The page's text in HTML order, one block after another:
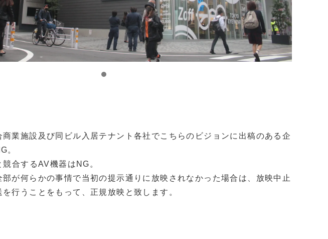
業施設及び同ビル入居テナント各社でこちらのビジョンに出稿のある企
。
合するAV機器はNG。
が何らかの事情で当初の提示通りに放映されなかった場合は、放映中止
行うことをもって、正規放映と致します。